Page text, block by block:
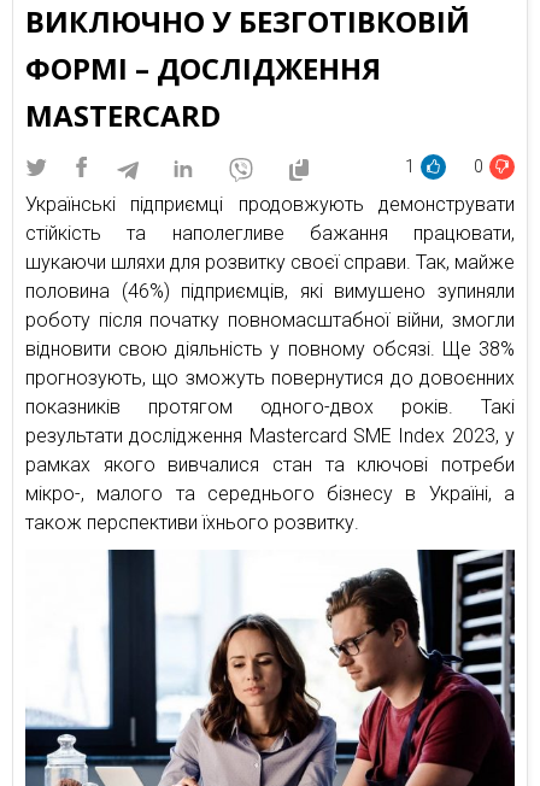
ВИКЛЮЧНО У БЕЗГОТІВКОВІЙ
ФОРМІ – ДОСЛІДЖЕННЯ
MASTERCARD
1 0
Українські підприємці продовжують демонструвати
стійкість та наполегливе бажання працювати,
шукаючи шляхи для розвитку своєї справи. Так, майже
половина (46%) підприємців, які вимушено зупиняли
роботу після початку повномасштабної війни, змогли
відновити свою діяльність у повному обсязі. Ще 38%
прогнозують, що зможуть повернутися до довоєнних
показників протягом одного-двох років. Такі
результати дослідження Mastercard SME Index 2023, у
рамках якого вивчалися стан та ключові потреби
мікро-, малого та середнього бізнесу в Україні, а
також перспективи їхнього розвитку.